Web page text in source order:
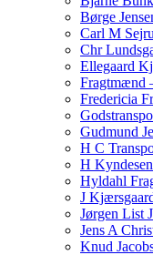
Børge
Carl M
Chr
Ellegaard
Fragtmænd
Fredericia
Gudmund
H C
H
Hyldahl
J
Jørgen List
Jens A
Knud